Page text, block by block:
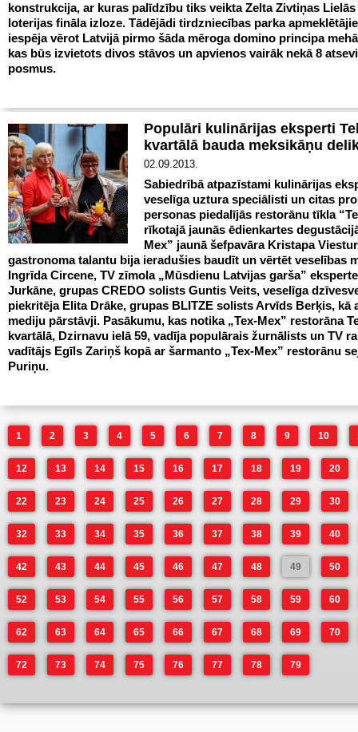
konstrukcija, ar kuras palīdzību tiks veikta Zelta Zivtiņas Lielās
loterijas fināla izloze. Tādējādi tirdzniecības parka
iespēja vērot Latvijā pirmo šāda mēroga domino principa
kas būs izvietots divos stāvos un apvienos vairāk nekā 8
posmus.
Populāri kulinārijas eksperti
kvartālā bauda meksikāņu
02.09.2013.
Sabiedrībā atpazīstami kulinārijas
veselīga uztura speciālisti un citas
personas piedalījās restorānu tīkla
rīkotajā jaunās ēdienkartes
Mex” jaunā šefpavāra Kristapa
gastronoma talantu bija ieradušies baudīt un vērtēt veselības
Ingrīda Circene, TV zīmola „Mūsdienu Latvijas garša”
Jurkāne, grupas CREDO solists Guntis Veits, veselīga
piekritēja Elita Drāke, grupas BLITZE solists Arvīds Berķis, kā
mediju pārstāvji. Pasākumu, kas notika „Tex-Mex” restorāna
kvartālā, Dzirnavu ielā 59, vadīja populārais žurnālists un TV
vadītājs Egīls Zariņš kopā ar šarmanto „Tex-Mex” restorānu
Puriņu.
1 2 3 4 5 6 7 8 9 10
12 13 14 15 16 17 18 19 20
22 23 24 25 26 27 28 29 30
32 33 34 35 36 37 38 39 40
42 43 44 45 46 47 48 49 50
52 53 54 55 56 57 58 59 60
62 63 64 65 66 67 68 69 70
72 73 74 75 76 77 78 79